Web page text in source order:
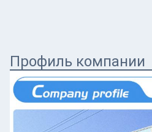
Профиль компании